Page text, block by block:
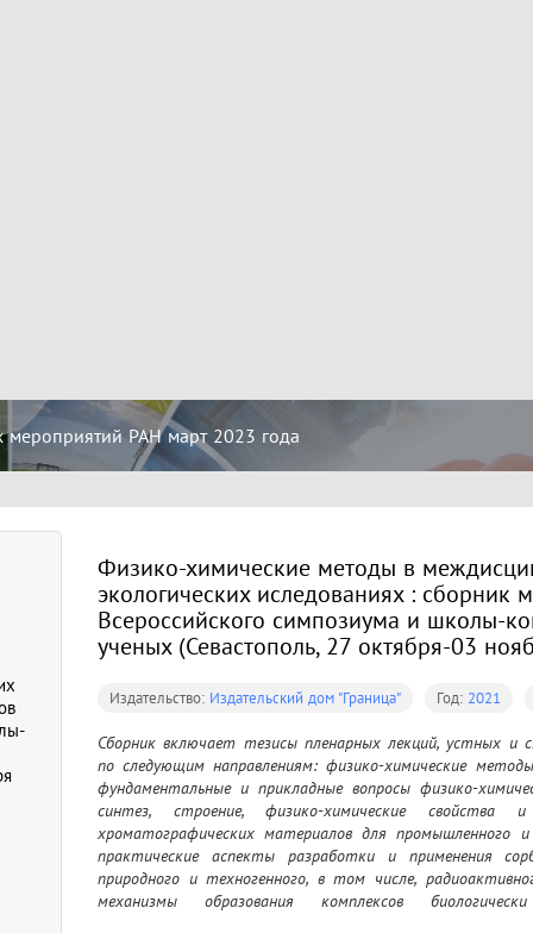
РАН март 2023 года
Физико-химические методы в
экологических иследованиях : сборник
Всероссийского симпозиума и школы-
ученых (Севастополь, 27 октября-03
Издательство: Издательский дом "Граница" Год: 2021
Сборник включает тезисы пленарных лекций, устных и
по следующим направлениям: физико-химические
фундаментальные и прикладные вопросы физико-
синтез, строение, физико-химические
хроматографических материалов для промышленного
практические аспекты разработки и применения
природного и техногенного, в том числе,
механизмы образования комплексов